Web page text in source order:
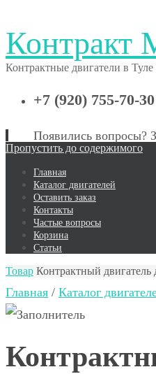
Контракт
Контрактные двигатели в
+7 (920) 755-70-30
Появились вопросы?
Пропустить до содержимого
Главная
Каталог двигателей
Оставить заказ
Контакты
Частые вопросы
Корзина
Статьи
Товар Контрактный
Главная / Каталог